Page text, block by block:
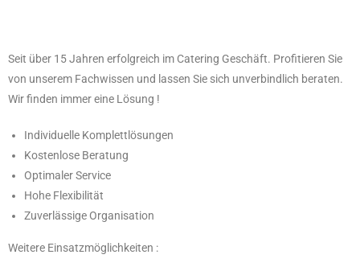
Seit über 15 Jahren erfolgreich im Catering Geschäft. Profitieren Sie
von unserem Fachwissen und lassen Sie sich unverbindlich beraten.
Wir finden immer eine Lösung !
Individuelle Komplettlösungen
Kostenlose Beratung
Optimaler Service
Hohe Flexibilität
Zuverlässige Organisation
Weitere Einsatzmöglichkeiten :